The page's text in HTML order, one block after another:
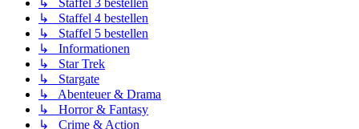
↳ Staffel 3 bestellen
↳ Staffel 4 bestellen
↳ Staffel 5 bestellen
↳ Informationen
↳ Star Trek
↳ Stargate
↳ Abenteuer & Drama
↳ Horror & Fantasy
↳ Crime & Action